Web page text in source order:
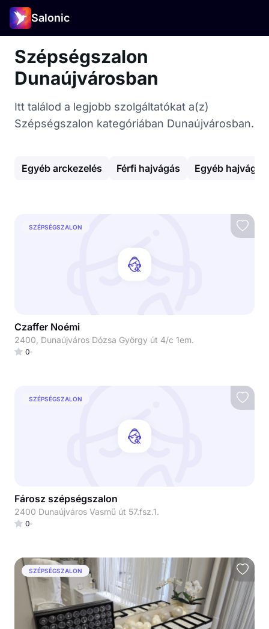
Salonic
Szépségszalon
Dunaújvárosban
Itt találod a legjobb szolgáltatókat a(z)
Szépségszalon kategóriában Dunaújvárosban.
Egyéb arckezelés Férfi hajvágás Egyéb
SZÉPSÉGSZALON
Czaffer Noémi
2400, Dunaújváros Dózsa György út 4/c 1em.
0
SZÉPSÉGSZALON
Fárosz szépségszalon
2400 Dunaújváros Vasmű út 57.fsz.1.
0
SZÉPSÉGSZALON